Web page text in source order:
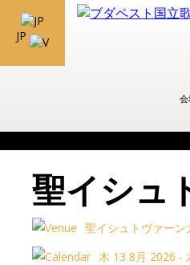
JP
聖イシュ
聖イシュトヴァーン
木 13 8月 2026 -